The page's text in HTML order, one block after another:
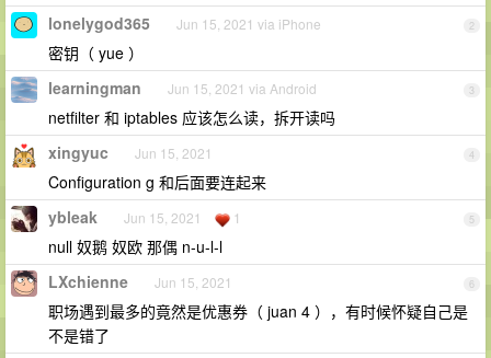
2
lonelygod365 Jun 15, 2021 via iPhone
密钥（ yue ）
3
learningman Jun 15, 2021 via Android
netfilter 和 iptables 应该怎么读，拆开读吗
4
xingyuc Jun 15, 2021
Configuration g 和后面要连起来
5
ybleak Jun 15, 2021 1
null 奴鹅 奴欧 那偶 n-u-l-l
6
LXchienne Jun 15, 2021
职场遇到最多的竟然是优惠券（ juan 4 ），有时候怀疑自己是
不是错了